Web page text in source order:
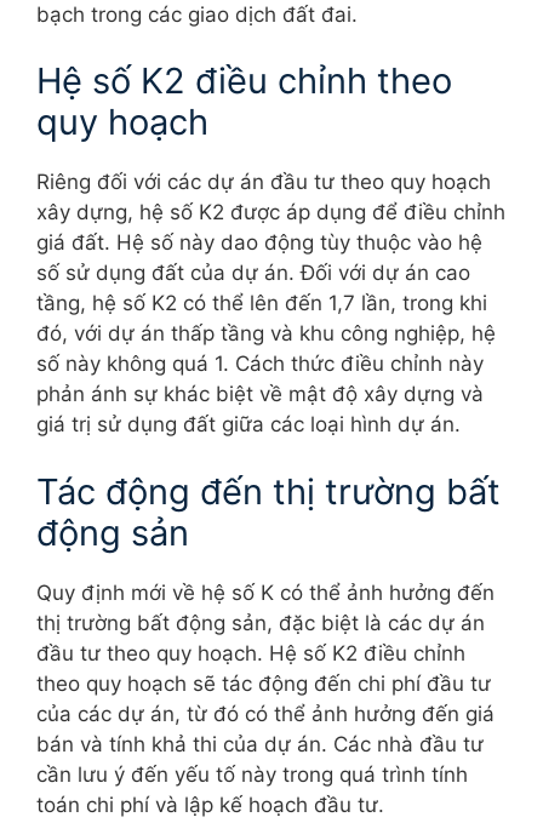
bạch trong các giao dịch đất đai.
Hệ số K2 điều chỉnh theo
quy hoạch
Riêng đối với các dự án đầu tư theo quy hoạch
xây dựng, hệ số K2 được áp dụng để điều chỉnh
giá đất. Hệ số này dao động tùy thuộc vào hệ
số sử dụng đất của dự án. Đối với dự án cao
tầng, hệ số K2 có thể lên đến 1,7 lần, trong khi
đó, với dự án thấp tầng và khu công nghiệp, hệ
số này không quá 1. Cách thức điều chỉnh này
phản ánh sự khác biệt về mật độ xây dựng và
giá trị sử dụng đất giữa các loại hình dự án.
Tác động đến thị trường bất
động sản
Quy định mới về hệ số K có thể ảnh hưởng đến
thị trường bất động sản, đặc biệt là các dự án
đầu tư theo quy hoạch. Hệ số K2 điều chỉnh
theo quy hoạch sẽ tác động đến chi phí đầu tư
của các dự án, từ đó có thể ảnh hưởng đến giá
bán và tính khả thi của dự án. Các nhà đầu tư
cần lưu ý đến yếu tố này trong quá trình tính
toán chi phí và lập kế hoạch đầu tư.